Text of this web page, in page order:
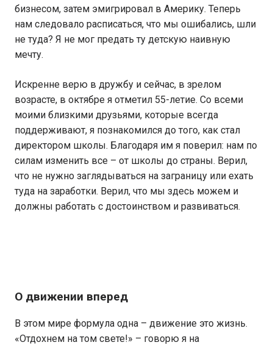
бизнесом, затем эмигрировал в Америку. Теперь
нам следовало расписаться, что мы ошибались, шли
не туда? Я не мог предать ту детскую наивную
мечту.
Искренне верю в дружбу и сейчас, в зрелом
возрасте, в октябре я отметил 55-летие. Со всеми
моими близкими друзьями, которые всегда
поддерживают, я познакомился до того, как стал
директором школы. Благодаря им я поверил: нам по
силам изменить все – от школы до страны. Верил,
что не нужно заглядываться на заграницу или ехать
туда на заработки. Верил, что мы здесь можем и
должны работать с достоинством и развиваться.
О движении вперед
В этом мире формула одна – движение это жизнь.
«Отдохнем на том свете!» – говорю я на